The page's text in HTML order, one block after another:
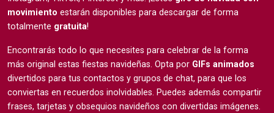
movimiento estarán disponibles para descargar de forma
totalmente gratuita!
Encontrarás todo lo que necesites para celebrar de la forma
más original estas fiestas navideñas. Opta por GIFs animados
divertidos para tus contactos y grupos de chat, para que los
conviertas en recuerdos inolvidables. Puedes además compartir
frases, tarjetas y obsequios navideños con divertidas imágenes.